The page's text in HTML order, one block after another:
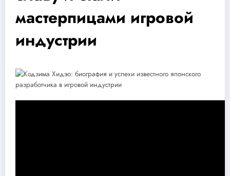
мастерпицами игровой
индустрии